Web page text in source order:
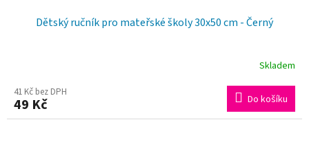
Dětský ručník pro mateřské školy 30x50 cm - Černý
Skladem
41 Kč bez DPH
49 Kč Do košíku